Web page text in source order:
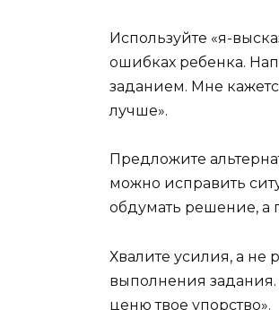
Используйте «я-
ошибках ребенка.
заданием. Мне
лучше».
Предложите
можно исправить
обдумать решение, а
Хвалите усилия, а не
выполнения
ценю твое упорство».